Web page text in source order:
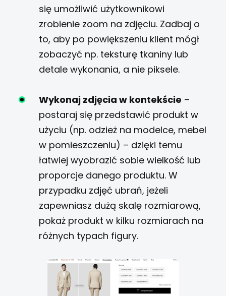
się umożliwić użytkownikowi
zrobienie zoom na zdjęciu. Zadbaj o
to, aby po powiększeniu klient mógł
zobaczyć np. teksturę tkaniny lub
detale wykonania, a nie piksele.
Wykonaj zdjęcia w kontekście –
postaraj się przedstawić produkt w
użyciu (np. odzież na modelce, mebel
w pomieszczeniu) – dzięki temu
łatwiej wyobrazić sobie wielkość lub
proporcje danego produktu. W
przypadku zdjęć ubrań, jeżeli
zapewniasz dużą skalę rozmiarową,
pokaż produkt w kilku rozmiarach na
różnych typach figury.